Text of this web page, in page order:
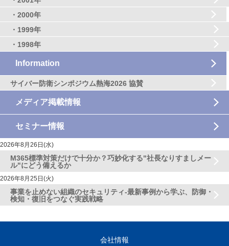
・2000年
・1999年
・1998年
Information
サイバー防衛シンポジウム熱海2026 協賛
メディア掲載情報
セミナー情報
2026年8月26日(水)
M365標準対策だけで十分か？巧妙化する"社長なりすましメー
ル"にどう備えるか
2026年8月25日(火)
事業を止めない組織のセキュリティ-最新事例から学ぶ、防御・
検知・復旧をつなぐ実践戦略
会社情報